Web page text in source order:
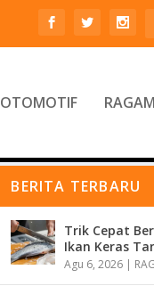
OTOMOTIF RAGAM
BERITA TERBARU
Trik Cepat
Ikan Keras
Agu 6, 2026 |